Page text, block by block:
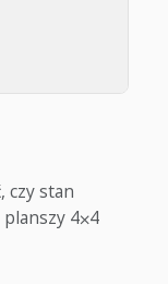
czy stan
planszy 4⨉4